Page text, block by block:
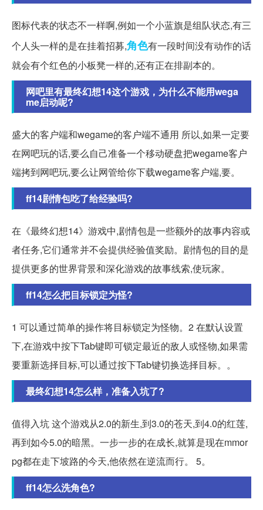
图标代表的状态不一样啊,例如一个小蓝旗是组队状态,有三
个人头一样的是在挂着招募,角色有一段时间没有动作的话
就会有个红色的小板凳一样的,还有正在排副本的。
网吧里有最终幻想14这个游戏，为什么不能用wega
me启动呢?
盛大的客户端和wegame的客户端不通用 所以,如果一定要
在网吧玩的话,要么自己准备一个移动硬盘把wegame客户
端拷到网吧玩,要么让网管给你下载wegame客户端,要。
ff14剧情包吃了给经验吗?
在《最终幻想14》游戏中,剧情包是一些额外的故事内容或
者任务,它们通常并不会提供经验值奖励。剧情包的目的是
提供更多的世界背景和深化游戏的故事线索,使玩家。
ff14怎么把目标锁定为怪?
1 可以通过简单的操作将目标锁定为怪物。2 在默认设置
下,在游戏中按下Tab键即可锁定最近的敌人或怪物,如果需
要重新选择目标,可以通过按下Tab键切换选择目标。。
最终幻想14怎么样，准备入坑了?
值得入坑 这个游戏从2.0的新生,到3.0的苍天,到4.0的红莲,
再到如今5.0的暗黑。一步一步的在成长,就算是现在mmor
pg都在走下坡路的今天,他依然在逆流而行。 5。
ff14怎么洗角色?